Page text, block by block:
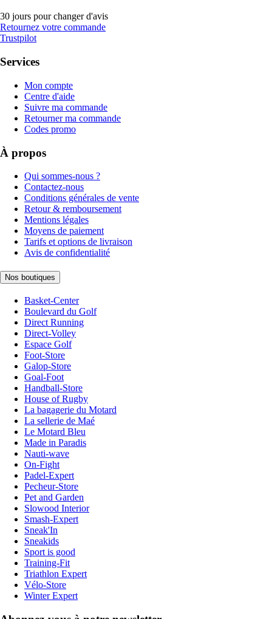
30 jours pour changer d'avis
Retournez votre commande
Trustpilot
Services
Mon compte
Centre d'aide
Suivre ma commande
Retourner ma commande
Codes promo
À propos
Qui sommes-nous ?
Contactez-nous
Conditions générales de vente
Retour & remboursement
Mentions légales
Moyens de paiement
Tarifs et options de livraison
Avis de confidentialité
Nos boutiques
Basket-Center
Boulevard du Golf
Direct Running
Direct-Volley
Espace Golf
Foot-Store
Galop-Store
Goal-Foot
Handball-Store
House of Rugby
La bagagerie du Motard
La sellerie de Maé
Le Motard Bleu
Made in Paradis
Nauti-wave
On-Fight
Padel-Expert
Pecheur-Store
Pet and Garden
Slowood Interior
Smash-Expert
Sneak'In
Sneakids
Sport is good
Training-Fit
Triathlon Expert
Vélo-Store
Winter Expert